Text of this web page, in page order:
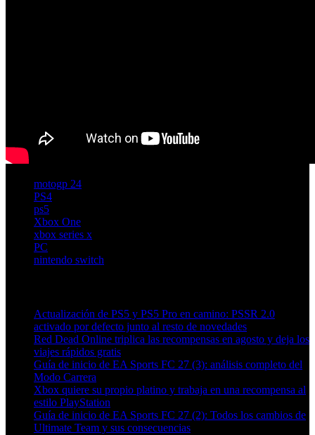
motogp 24
PS4
ps5
Xbox One
xbox series x
PC
nintendo switch
Actualización de PS5 y PS5 Pro en camino: PSSR 2.0
activado por defecto junto al resto de novedades
Red Dead Online triplica las recompensas en agosto y deja los
viajes rápidos gratis
Guía de inicio de EA Sports FC 27 (3): análisis completo del
Modo Carrera
Xbox quiere su propio platino y trabaja en una recompensa al
estilo PlayStation
Guía de inicio de EA Sports FC 27 (2): Todos los cambios de
Ultimate Team y sus consecuencias